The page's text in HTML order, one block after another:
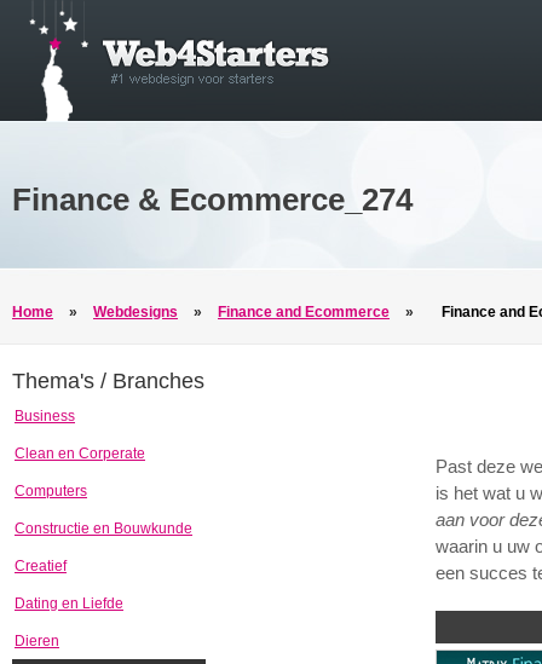
Finance & Ecommerce_274
Home » Webdesigns » Finance and Ecommerce » Finance and
Thema's / Branches
Business
Clean en Corperate
Computers
Constructie en Bouwkunde
Creatief
Dating en Liefde
Dieren
Past deze
is het wat u
aan voor
waarin u uw
een succes